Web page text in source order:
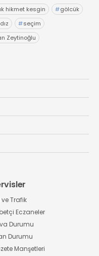
hikmet kesgin #gölcük
#seçim
Zeytinoğlu
ve Trafik
Eczaneler
Durumu
Durumu
Manşetleri